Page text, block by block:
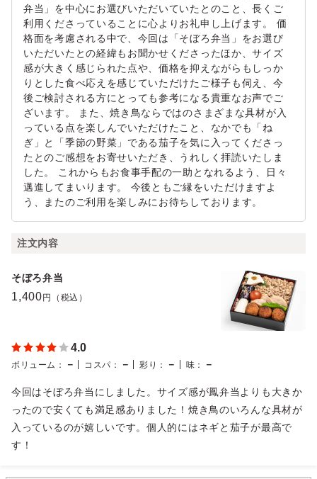
弁当」を中心にお選びいただいていたとのこと、長くご
利用くださっていることに心よりお礼申し上げます。 価
格面を考慮される中で、今回は「そぼろ弁当」をお選び
いただいたとの経緯もお聞かせくださったほか、サイズ
感が大きく感じられた点や、価格を抑えながらもしっか
りとした食べ応えを感じていただけたご様子も伺え、今
後ご検討される方にとっても参考になる貴重なお声でご
ざいます。 また、焼き鳥ならではのさまざまな具材が入
っている点を楽しんでいただけたこと、なかでも「ね
ぎ」と「季節の野菜」である茄子を気に入ってくださっ
たとのご感想をお寄せいただき、うれしく拝読いたしま
した。 これからもお食事手配の一助となれるよう、日々
邁進してまいります。 今後ともご縁をいただけますよ
う、またのご利用を楽しみにお待ちしております。
注文内容
そぼろ弁当
1,400 円（税込）
4.0
ボリューム ： － コスパ ： － 彩り ： － 味 ： －
今回はそぼろ弁当にしました。サイズ感が鳳弁当よりも大きか
ったので安くても満足感ありました！焼き鳥のいろんな具材が
入っているのが嬉しいです。個人的にはネギと茄子が最高で
す！